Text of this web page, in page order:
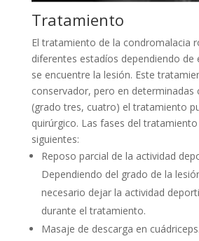
Tratamiento
El tratamiento de la condromalacia
diferentes estadíos dependiendo de
se encuentre la lesión. Este
conservador, pero en determinadas
(grado tres, cuatro) el tratamiento
quirúrgico. Las fases del
siguientes:
Reposo parcial de la actividad
Dependiendo del grado de la
necesario dejar la actividad
durante el tratamiento.
Masaje de descarga en